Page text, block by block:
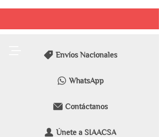
Envíos Nacionales
WhatsApp
Contáctanos
Únete a SIAACSA